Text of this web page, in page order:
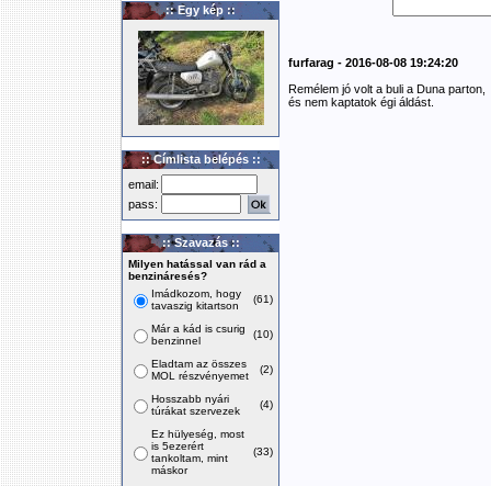
:: Egy kép ::
:: Címlista belépés ::
email:
pass:
:: Szavazás ::
Milyen hatással van rád a
benzináresés?
Imádkozom, hogy
tavaszig kitartson
(61)
Már a kád is csurig
benzinnel
(10)
Eladtam az összes
MOL részvényemet
(2)
Hosszabb nyári
túrákat szervezek
(4)
Ez hülyeség, most
is 5ezerért
tankoltam, mint
máskor
(33)
furfarag - 2016-08-08 19:24:20
Remélem jó volt a buli a Duna parton,
és nem kaptatok égi áldást.